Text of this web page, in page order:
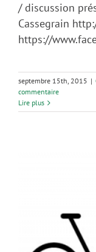
/ discussion
Cassegrain
https://
septembre 15th, 2015 |
commentaire
Lire plus